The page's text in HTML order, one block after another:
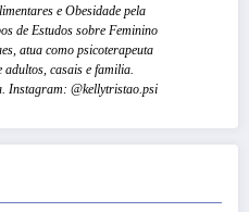
e Obesidade pela
de Estudos sobre Feminino
atua como psicoterapeuta
adultos, casais e familia.
Instagram: @kellytristao.psi